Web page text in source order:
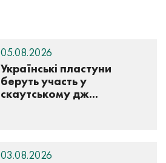
Українські пластуни
беруть участь у
скаутському дж...
05.08.2026
03.08.2026